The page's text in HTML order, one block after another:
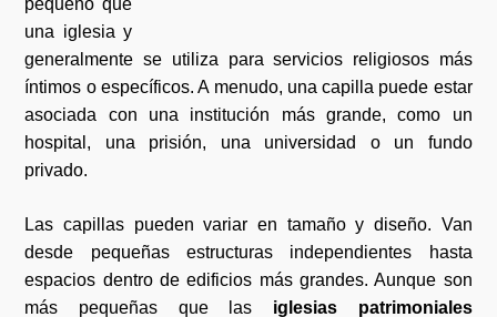
una iglesia y
generalmente se utiliza para servicios religiosos más
íntimos o específicos. A menudo, una capilla puede estar
asociada con una institución más grande, como un
hospital, una prisión, una universidad o un fundo
privado.
Las capillas pueden variar en tamaño y diseño. Van
desde pequeñas estructuras independientes hasta
espacios dentro de edificios más grandes. Aunque son
más pequeñas que las iglesias patrimoniales